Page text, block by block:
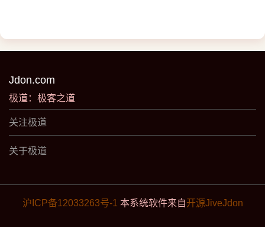
Jdon.com
极道：极客之道
关注极道
关于极道
沪ICP备12033263号-1 本系统软件来自开源JiveJdon